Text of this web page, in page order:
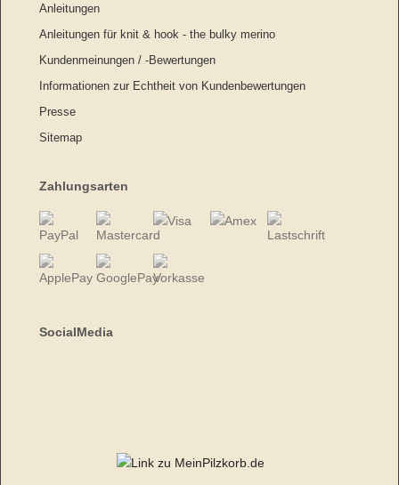
Anleitungen
Anleitungen für knit & hook - the bulky merino
Kundenmeinungen / -Bewertungen
Informationen zur Echtheit von Kundenbewertungen
Presse
Sitemap
Zahlungsarten
SocialMedia